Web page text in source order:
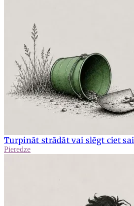
Turpināt strādāt vai slēgt ciet
Pieredze